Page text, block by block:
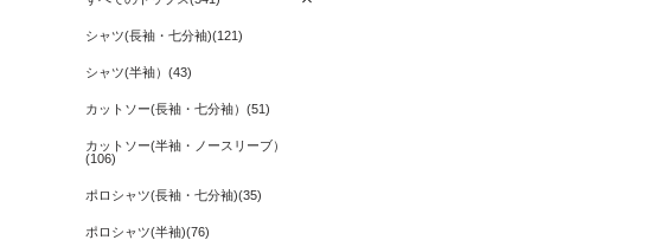
シャツ(長袖・七分袖)(121)
シャツ(半袖）(43)
カットソー(長袖・七分袖）(51)
カットソー(半袖・ノースリーブ）
(106)
ポロシャツ(長袖・七分袖)(35)
ポロシャツ(半袖)(76)